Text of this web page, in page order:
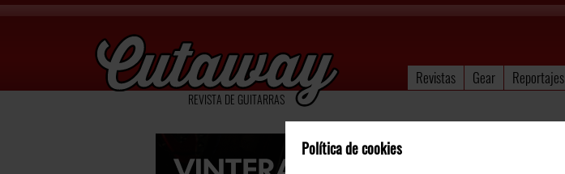
REVISTA DE GUITARRAS
Revistas Gear Reportajes
Política de cookies